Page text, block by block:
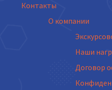
Контакты
О компании
Наши
Договор